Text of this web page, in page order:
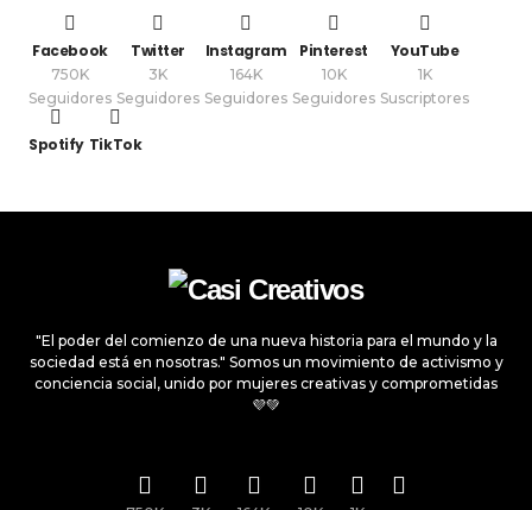
Facebook
750K
Seguidores
Twitter
3K
Seguidores
Instagram
164K
Seguidores
Pinterest
10K
Seguidores
YouTube
1K
Suscriptores
Spotify TikTok
"El poder del comienzo de una nueva historia para el mundo y la
sociedad está en nosotras." Somos un movimiento de activismo y
conciencia social, unido por mujeres creativas y comprometidas
💜💚